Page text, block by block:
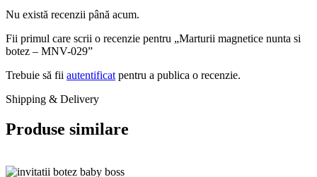
Nu există recenzii până acum.
Fii primul care scrii o recenzie pentru „Marturii magnetice nunta si
botez – MNV-029”
Trebuie să fii autentificat pentru a publica o recenzie.
Shipping & Delivery
Produse similare